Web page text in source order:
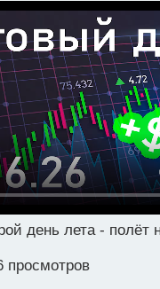
день лета - полёт
просмотров